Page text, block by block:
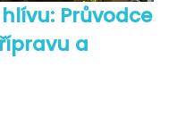
Průvodce
a